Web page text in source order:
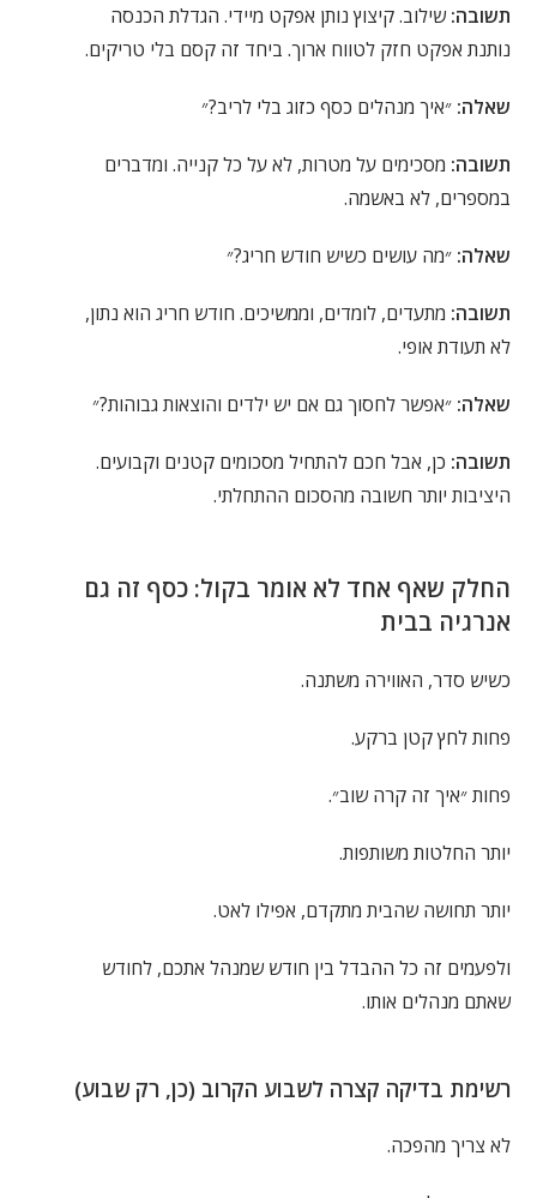
תשובה:שילוב. קיצוץ נותן אפקט מיידי. הגדלת הכנסה
נותנת אפקט חזק לטווח ארוך. ביחד זה קסם בלי טריקים.
שאלה: ״איך מנהלים כסף כזוג בלי לריב?״
תשובה: מסכימים על מטרות, לא על כל קנייה. ומדברים
במספרים, לא באשמה.
שאלה: ״מה עושים כשיש חודש חריג?״
תשובה: מתעדים, לומדים, וממשיכים. חודש חריג הוא נתון,
לא תעודת אופי.
שאלה: ״אפשר לחסוך גם אם יש ילדים והוצאות גבוהות?״
תשובה: כן, אבל חכם להתחיל מסכומים קטנים וקבועים.
היציבות יותר חשובה מהסכום ההתחלתי.
החלק שאף אחד לא אומר בקול: כסף זה גם
אנרגיה בבית
כשיש סדר, האווירה משתנה.
פחות לחץ קטן ברקע.
פחות ״איך זה קרה שוב״.
יותר החלטות משותפות.
יותר תחושה שהבית מתקדם, אפילו לאט.
ולפעמים זה כל ההבדל בין חודש שמנהל אתכם, לחודש
שאתם מנהלים אותו.
רשימת בדיקה קצרה לשבוע הקרוב (כן, רק שבוע)
לא צריך מהפכה.